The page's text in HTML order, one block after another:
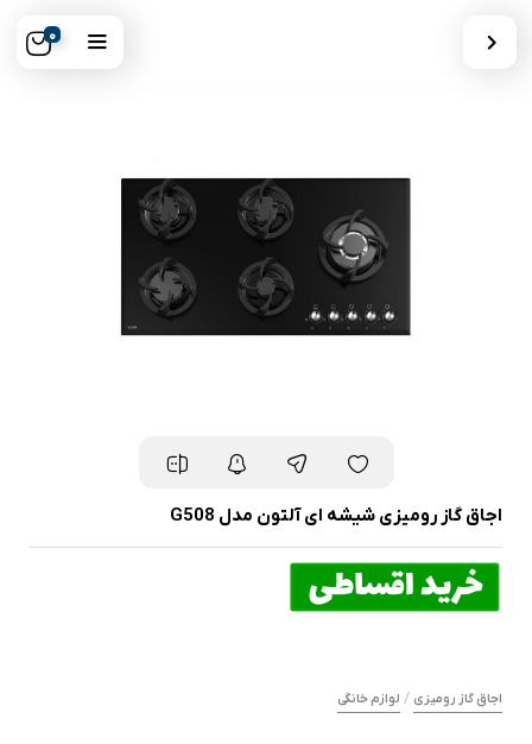
0
اجاق گاز رومیزی شیشه ای آلتون مدل G508
اجاق گاز رومیزی / لوازم خانگی